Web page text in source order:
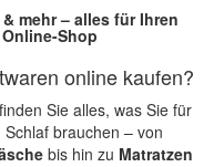
mehr – alles für Ihren
Shop
online kaufen?
Sie alles, was Sie für
brauchen – von
bis hin zu Matratzen